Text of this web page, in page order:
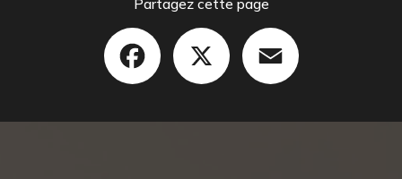
Partagez cette page
Facebook